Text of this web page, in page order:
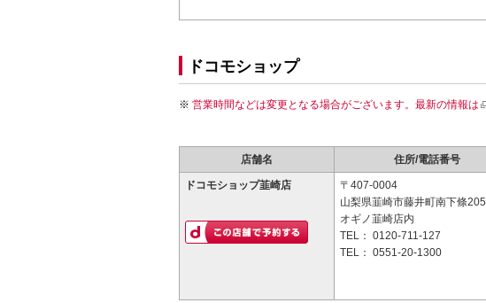
ドコモショップ
営業時間などは変更となる場合がございます。最新の情報は
店舗名 住所/電話番号
ドコモショップ韮崎店
〒407-0004
山梨県韮崎市藤井町南下條205
オギノ韮崎店内
TEL： 0120-711-127
TEL： 0551-20-1300